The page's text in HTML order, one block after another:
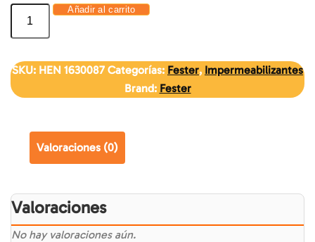
Añadir al carrito
SKU: HEN 1630087 Categorías: Fester, Impermeabilizantes
Brand: Fester
Valoraciones (0)
Valoraciones
No hay valoraciones aún.